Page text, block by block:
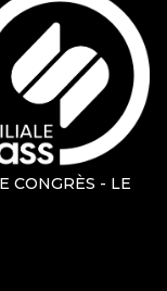
CONGRÈS - LE